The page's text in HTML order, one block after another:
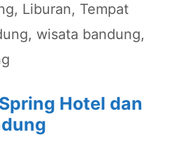
, Liburan, Tempat
, wisata bandung,
Hotel dan